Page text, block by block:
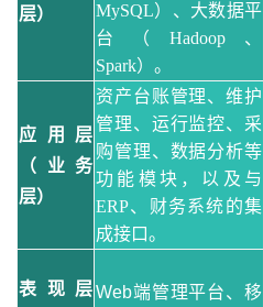
层）
MySQL）、大数据平
台（Hadoop、
Spark）。
应用层
（业务
层）
资产台账管理、维护
管理、运行监控、采
购管理、数据分析等
功能模块，以及与
ERP、财务系统的集
成接口。
表现层Web端管理平台、移